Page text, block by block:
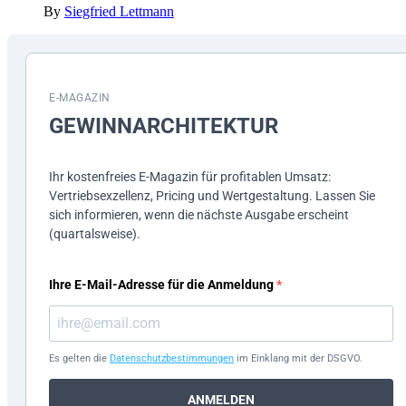
By Siegfried Lettmann
E-MAGAZIN
GEWINN­ARCHITEKTUR
Ihr kostenfreies E-Magazin für profitablen Umsatz:
Vertriebsexzellenz, Pricing und Wertgestaltung. Lassen Sie
sich informieren, wenn die nächste Ausgabe erscheint
(quartalsweise).
Ihre E-Mail-Adresse für die Anmeldung
Es gelten die Datenschutzbestimmungen im Einklang mit der DSGVO.
ANMELDEN